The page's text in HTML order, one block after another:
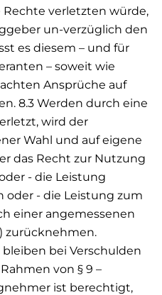
Rechte verletzten würde,
un-verzüglich den
es diesem – und für
– soweit wie
Ansprüche auf
8.3 Werden durch eine
wird der
Wahl und auf eigene
das Recht zur Nutzung
- die Leistung
oder - die Leistung zum
einer angemessenen
zurücknehmen.
bei Verschulden
von § 9 –
ist berechtigt,